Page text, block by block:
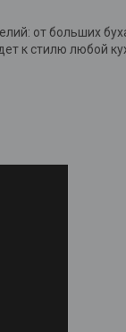
от больших
к стилю любой